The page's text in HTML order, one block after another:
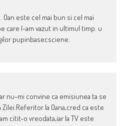
Oan este cel mai bun si cel mai
care l-am vazut in ultimul timp. u
pupinbasecsciene.
nu-mi convine ca emisiunea ta se
la Oana,cred ca este
citit-o vreodata,iar la TV este